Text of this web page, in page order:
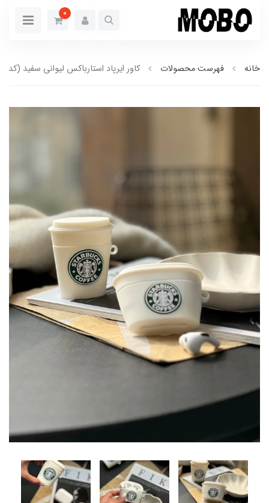
0
خانه فهرست محصولات کاور ایرپاد استارباکس لیوانی سفید (کدa0115)